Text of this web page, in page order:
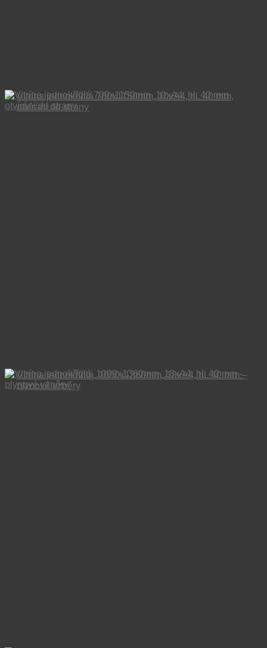
Vitrína jednokřídlá 700x1150mm, 10xA4, hl. 40 mm,
otvírání do strany
Vitrína jednokřídlá, 1000x1360mm, 18xA4, hl. 40 mm –
plynové vzpěry